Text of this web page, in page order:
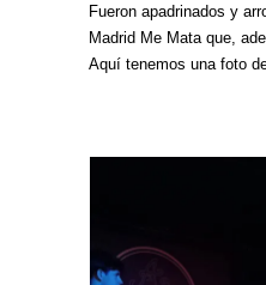
Fueron apadrinados y
Madrid Me Mata que,
Aquí tenemos una foto